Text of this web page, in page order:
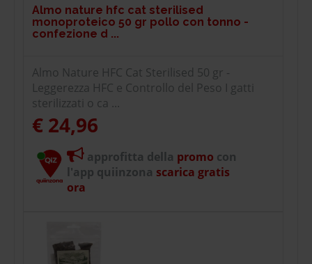
Almo nature hfc cat sterilised
monoproteico 50 gr pollo con tonno -
confezione d ...
Almo Nature HFC Cat Sterilised 50 gr -
Leggerezza HFC e Controllo del Peso I gatti
sterilizzati o ca ...
€ 24,96
approfitta della promo con
l'app quiinzona scarica gratis
ora